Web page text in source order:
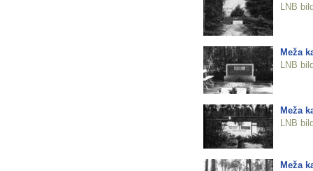
LNB
Meža
LNB
Meža
LNB
Meža